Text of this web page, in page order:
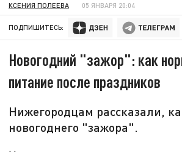
КСЕНИЯ ПОЛЕЕВА 05 ЯНВАРЯ 20:04
ПОДПИШИТЕСЬ:
Новогодний "зажор": как
питание после праздников
Нижегородцам рассказали,
новогоднего "зажора".